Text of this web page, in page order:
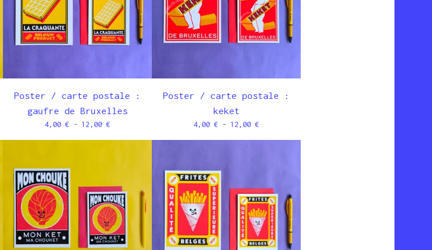
Poster / carte postale :
gaufre de Bruxelles
4,00 € - 12,00 €
Poster / carte postale :
keket
4,00 € - 12,00 €